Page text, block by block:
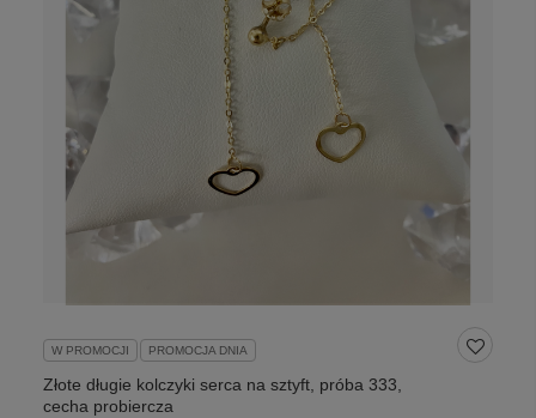
W PROMOCJI PROMOCJA DNIA
Złote długie kolczyki serca na sztyft, próba 333,
cecha probiercza